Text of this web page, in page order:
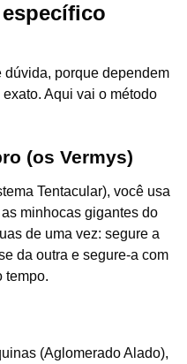
dúvida, porque dependem
Aqui vai o método
(os Vermys)
Tentacular), você usa
minhocas gigantes do
de uma vez: segure a
da outra e segure-a com
tempo.
(Aglomerado Alado),